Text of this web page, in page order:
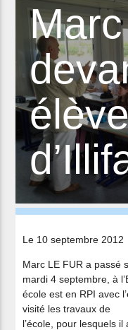
Le 10 septembre 2012
Marc LE FUR a passé
mardi 4 septembre, à
école est en RPI avec
visité les travaux de
l’école, pour lesquels